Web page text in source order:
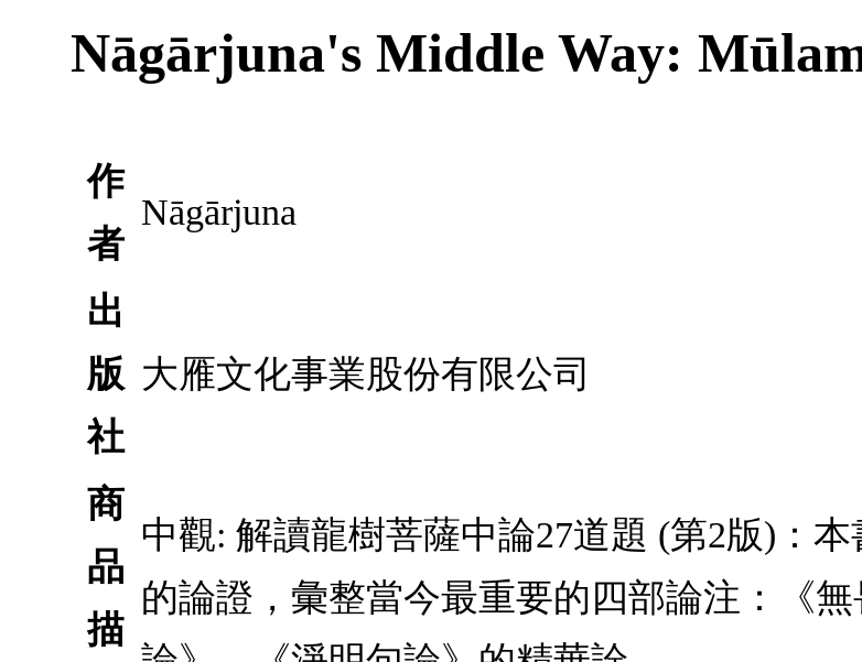
Nāgārjuna's Middle Way:
作
者
Nāgārjuna
出
版
社
大雁文化事業股份有限公司
商
品
描
中觀: 解讀龍樹菩薩中論27道題 (第2版)：
的論證，彙整當今最重要的四部論注：《